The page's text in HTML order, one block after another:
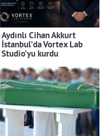
Aydınlı Cihan Akkurt
İstanbul’da Vortex Lab
Studio’yu kurdu